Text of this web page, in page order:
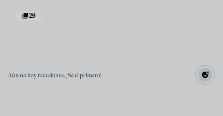
29
Aún no hay reacciones. ¡Sé el primero!